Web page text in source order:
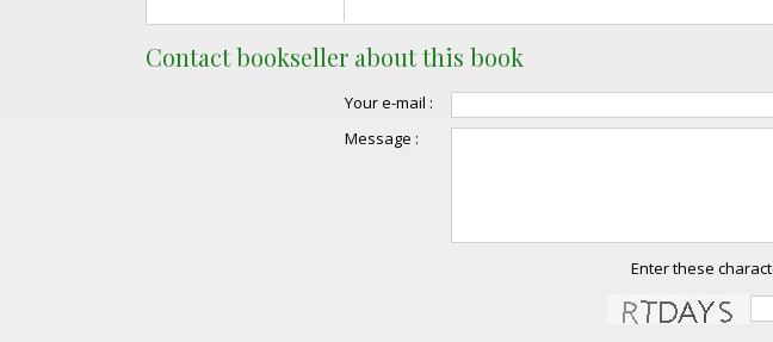
Contact bookseller about this book
Your e-mail :
Message :
Enter these